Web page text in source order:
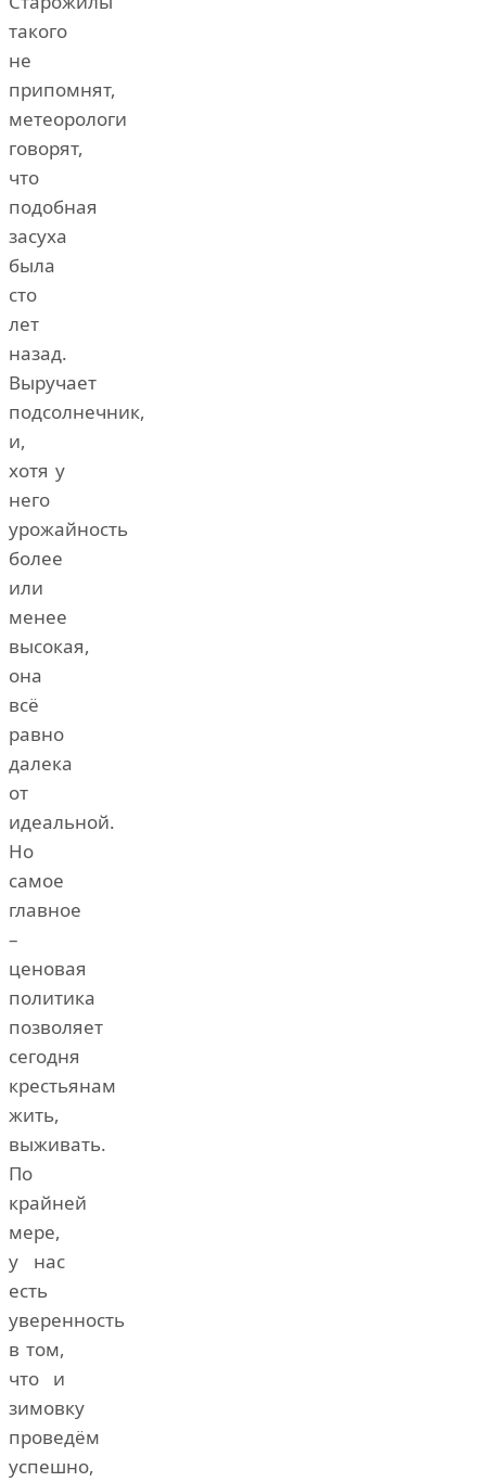
такого
не
припомнят,
метеорологи
говорят,
что
подобная
засуха
была
сто
лет
назад.
Выручает
подсолнечник,
и,
хотя у
него
урожайность
более
или
менее
высокая,
она
всё
равно
далека
от
идеальной.
Но
самое
главное
–
ценовая
политика
позволяет
сегодня
крестьянам
жить,
выживать.
По
крайней
мере,
у нас
есть
уверенность
в том,
что и
зимовку
проведём
успешно,